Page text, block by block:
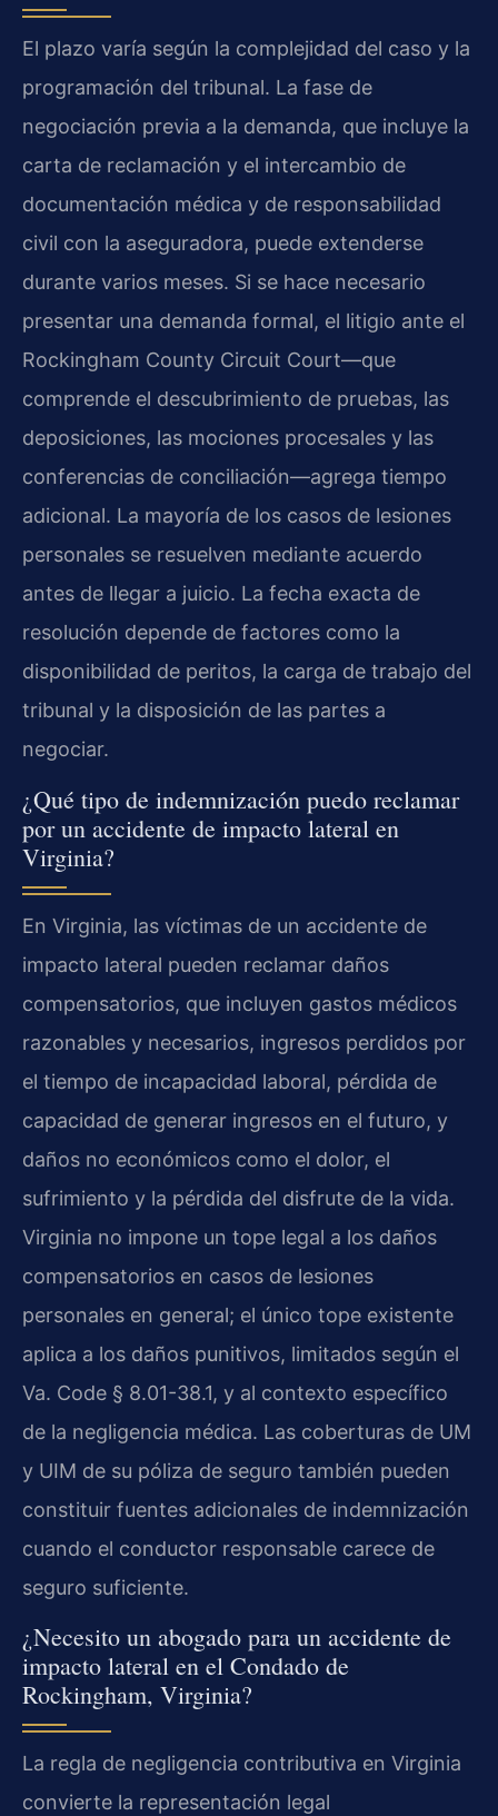
El plazo varía según la complejidad del caso y la
programación del tribunal. La fase de
negociación previa a la demanda, que incluye la
carta de reclamación y el intercambio de
documentación médica y de responsabilidad
civil con la aseguradora, puede extenderse
durante varios meses. Si se hace necesario
presentar una demanda formal, el litigio ante el
Rockingham County Circuit Court—que
comprende el descubrimiento de pruebas, las
deposiciones, las mociones procesales y las
conferencias de conciliación—agrega tiempo
adicional. La mayoría de los casos de lesiones
personales se resuelven mediante acuerdo
antes de llegar a juicio. La fecha exacta de
resolución depende de factores como la
disponibilidad de peritos, la carga de trabajo del
tribunal y la disposición de las partes a
negociar.
¿Qué tipo de indemnización puedo reclamar
por un accidente de impacto lateral en
Virginia?
En Virginia, las víctimas de un accidente de
impacto lateral pueden reclamar daños
compensatorios, que incluyen gastos médicos
razonables y necesarios, ingresos perdidos por
el tiempo de incapacidad laboral, pérdida de
capacidad de generar ingresos en el futuro, y
daños no económicos como el dolor, el
sufrimiento y la pérdida del disfrute de la vida.
Virginia no impone un tope legal a los daños
compensatorios en casos de lesiones
personales en general; el único tope existente
aplica a los daños punitivos, limitados según el
Va. Code § 8.01-38.1, y al contexto específico
de la negligencia médica. Las coberturas de UM
y UIM de su póliza de seguro también pueden
constituir fuentes adicionales de indemnización
cuando el conductor responsable carece de
seguro suficiente.
¿Necesito un abogado para un accidente de
impacto lateral en el Condado de
Rockingham, Virginia?
La regla de negligencia contributiva en Virginia
convierte la representación legal